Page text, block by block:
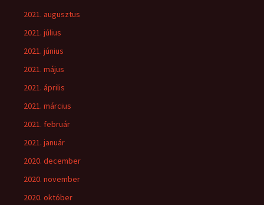
2021. augusztus
2021. július
2021. június
2021. május
2021. április
2021. március
2021. február
2021. január
2020. december
2020. november
2020. október